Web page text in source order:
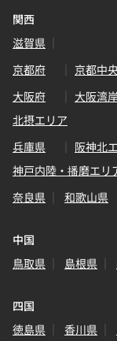
関西
滋賀県
京都府
京都中
大阪府
大阪湾
北摂エリア
兵庫県
阪神北
神戸内陸・播磨エリ
奈良県
和歌山県
中国
鳥取県
島根県
四国
徳島県
香川県